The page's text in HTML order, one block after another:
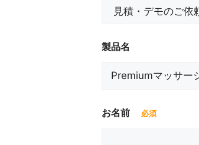
製品名
お名前